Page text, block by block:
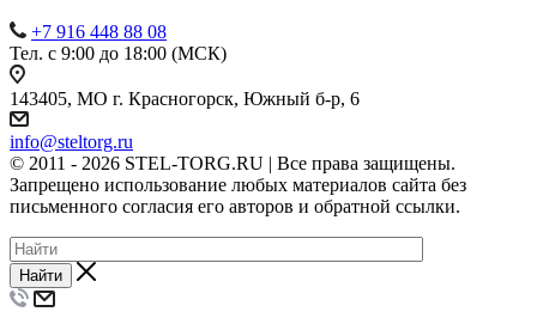
+7 916 448 88 08
Тел. с 9:00 до 18:00 (МСК)
143405, МО г. Красногорск, Южный б-р, 6
info@steltorg.ru
© 2011 - 2026 STEL-TORG.RU | Все права защищены.
Запрещено использование любых материалов сайта без
письменного согласия его авторов и обратной ссылки.
Найти